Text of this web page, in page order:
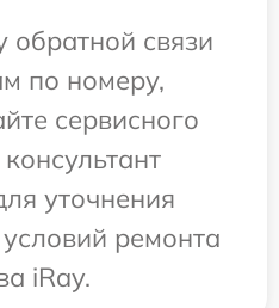
связи
по номеру,
сервисного
уточнения
ремонта
iRay.